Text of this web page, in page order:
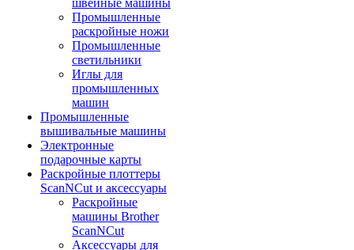
швейные машины
Промышленные
раскройные ножи
Промышленные
светильники
Иглы для
промышленных
машин
Промышленные
вышивальные машины
Электронные
подарочные карты
Раскройные плоттеры
ScanNCut и аксессуары
Раскройные
машины Brother
ScanNCut
Аксессуары для